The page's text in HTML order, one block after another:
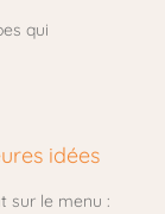
qui
idées
sur le menu :